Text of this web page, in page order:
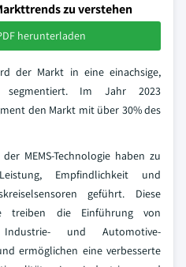
zu verstehen
herunterladen
der Markt in eine einachsige,
segmentiert. Im Jahr 2023
den Markt mit über 30% des
MEMS-Technologie haben zu
Empfindlichkeit und
geführt. Diese
treiben die Einführung von
Industrie- und Automotive-
ermöglichen eine verbesserte